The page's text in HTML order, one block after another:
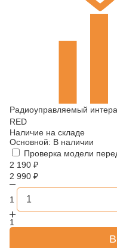
Радиоуправляемый
RED
Наличие на складе
Основной: В наличии
Проверка модели
2 190 ₽
2 990 ₽
1
1